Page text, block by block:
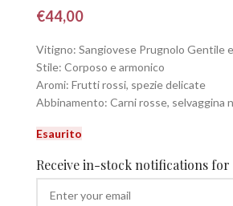
€44,00
Vitigno: Sangiovese Prugnolo Gentile
Stile: Corposo e armonico
Aromi: Frutti rossi, spezie delicate
Abbinamento: Carni rosse, selvaggina
Esaurito
Receive in-stock notifications for